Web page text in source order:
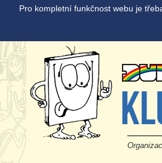
Pro kompletní funkčnost webu je